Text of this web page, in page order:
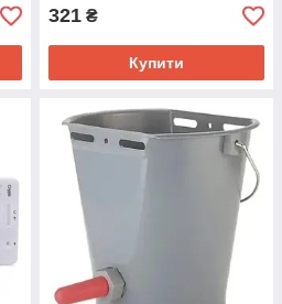
321 ₴
Купити